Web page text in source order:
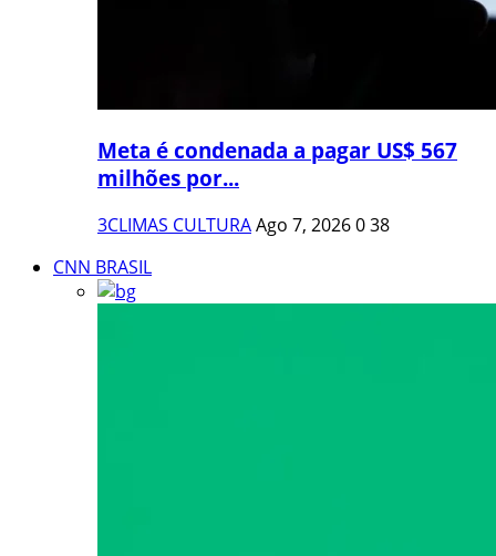
Meta é condenada a pagar US$ 567
milhões por...
3CLIMAS CULTURAAgo 7, 2026038
CNN BRASIL